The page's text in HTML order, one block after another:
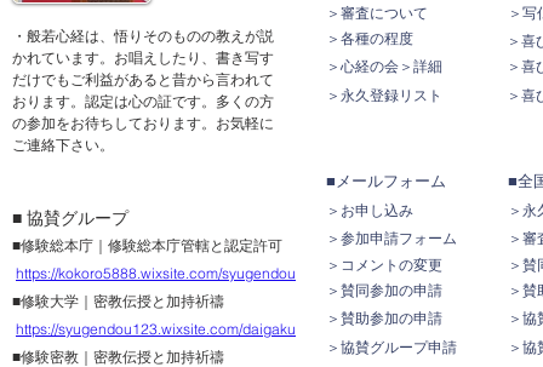
・般若心経は、悟りそのものの教えが説
かれています。お唱えしたり、書き写す
だけでもご利益があると昔から言われて
おります。認定は心の証です。多くの方
の参加をお待ちしております。お気軽に
ご連絡下さい。
＞審査について
＞各種の程度
＞心経の会＞詳細
＞永久登録リスト
＞写
＞喜
＞喜
＞喜
■ 協賛グループ
■修験総本庁｜修験総本庁管轄と認定許可
https://kokoro5888.wixsite.com/syugendou
■修験大学｜密教伝授と加持祈禱
https://syugendou123.wixsite.com/daigaku
■修験密教｜密教伝授と 加持祈禱
■メールフォーム
＞お申し込み
＞参加申請フォーム
＞コメントの変更
＞賛同参加の申請
＞賛助参加の申請
＞協賛グループ申請
■全
＞永
＞審
＞賛
＞賛
＞協
＞協